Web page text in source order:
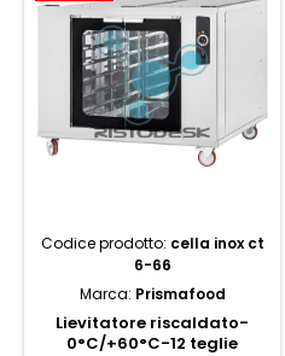
Codice prodotto: cella inox ct
6-66
Marca: Prismafood
Lievitatore riscaldato-
0°C/+60°C-12 teglie